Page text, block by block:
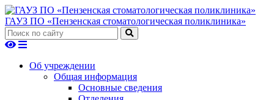
ГАУЗ ПО «Пензенская стоматологическая поликлиника»
Об учреждении
Общая информация
Основные сведения